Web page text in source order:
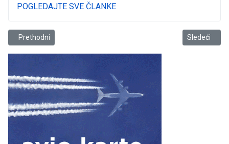
POGLEDAJTE SVE ČLANKE
Prethodni članak: FK Mornar finalista Kupa Crne Gore
Prethodni Sledeći
Sledeći